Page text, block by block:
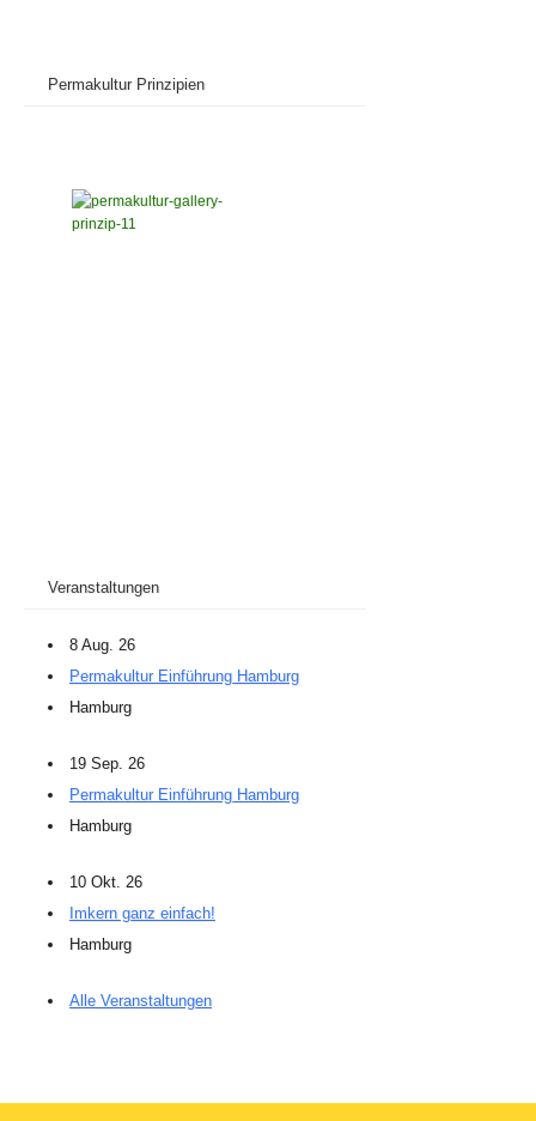
Permakultur Prinzipien
Veranstaltungen
8 Aug. 26
Permakultur Einführung Hamburg
Hamburg
19 Sep. 26
Permakultur Einführung Hamburg
Hamburg
10 Okt. 26
Imkern ganz einfach!
Hamburg
Alle Veranstaltungen